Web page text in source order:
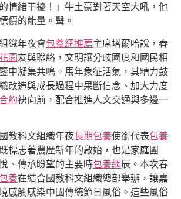
情緒干擾！」牛土豪對著天空大吼，他
價的能量。聲。
織年夜會包養網推薦主席塔爾哈說，春
園友與聯絡，文明讓分歧國度和國民相
中凝集共鳴。馬年象征活氣，其精力鼓
改造與成長過程中果斷信念、加大力度
約袂向前，配合推進人文交通與多邊一
教科文組織年夜長期包養使銜代表包養
標志著農歷新年的啟始，也是家庭團
、傳承盼望的主要時包養網辰。本次春
養在結合國教科文組織總部舉辦，讓嘉
感觸感染中國傳統節日風俗。這些風俗